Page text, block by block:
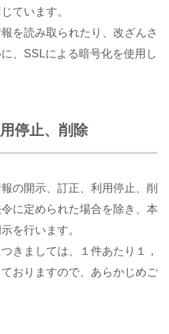
ています。
を読み取られたり、改ざんさ
、SSLによる暗号化を使用し
停止、削除
の開示、訂正、利用停止、削
に定められた場合を除き、本
を行います。
きましては、１件あたり１，
おりますので、あらかじめご